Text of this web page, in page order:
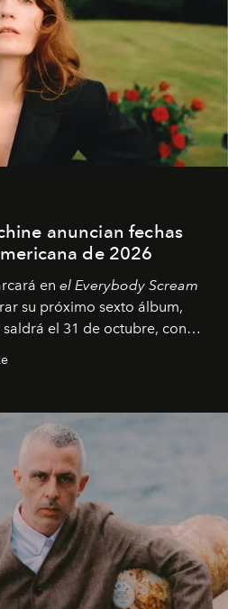
anuncian fechas
de 2026
en el Everybody Scream
su próximo sexto álbum,
saldrá el 31 de octubre, con
partir de abril del próximo